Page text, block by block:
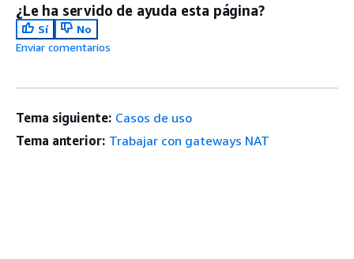
¿Le ha servido de ayuda esta página?
Sí
No
Enviar comentarios
Tema siguiente: Casos de uso
Tema anterior: Trabajar con gateways NAT